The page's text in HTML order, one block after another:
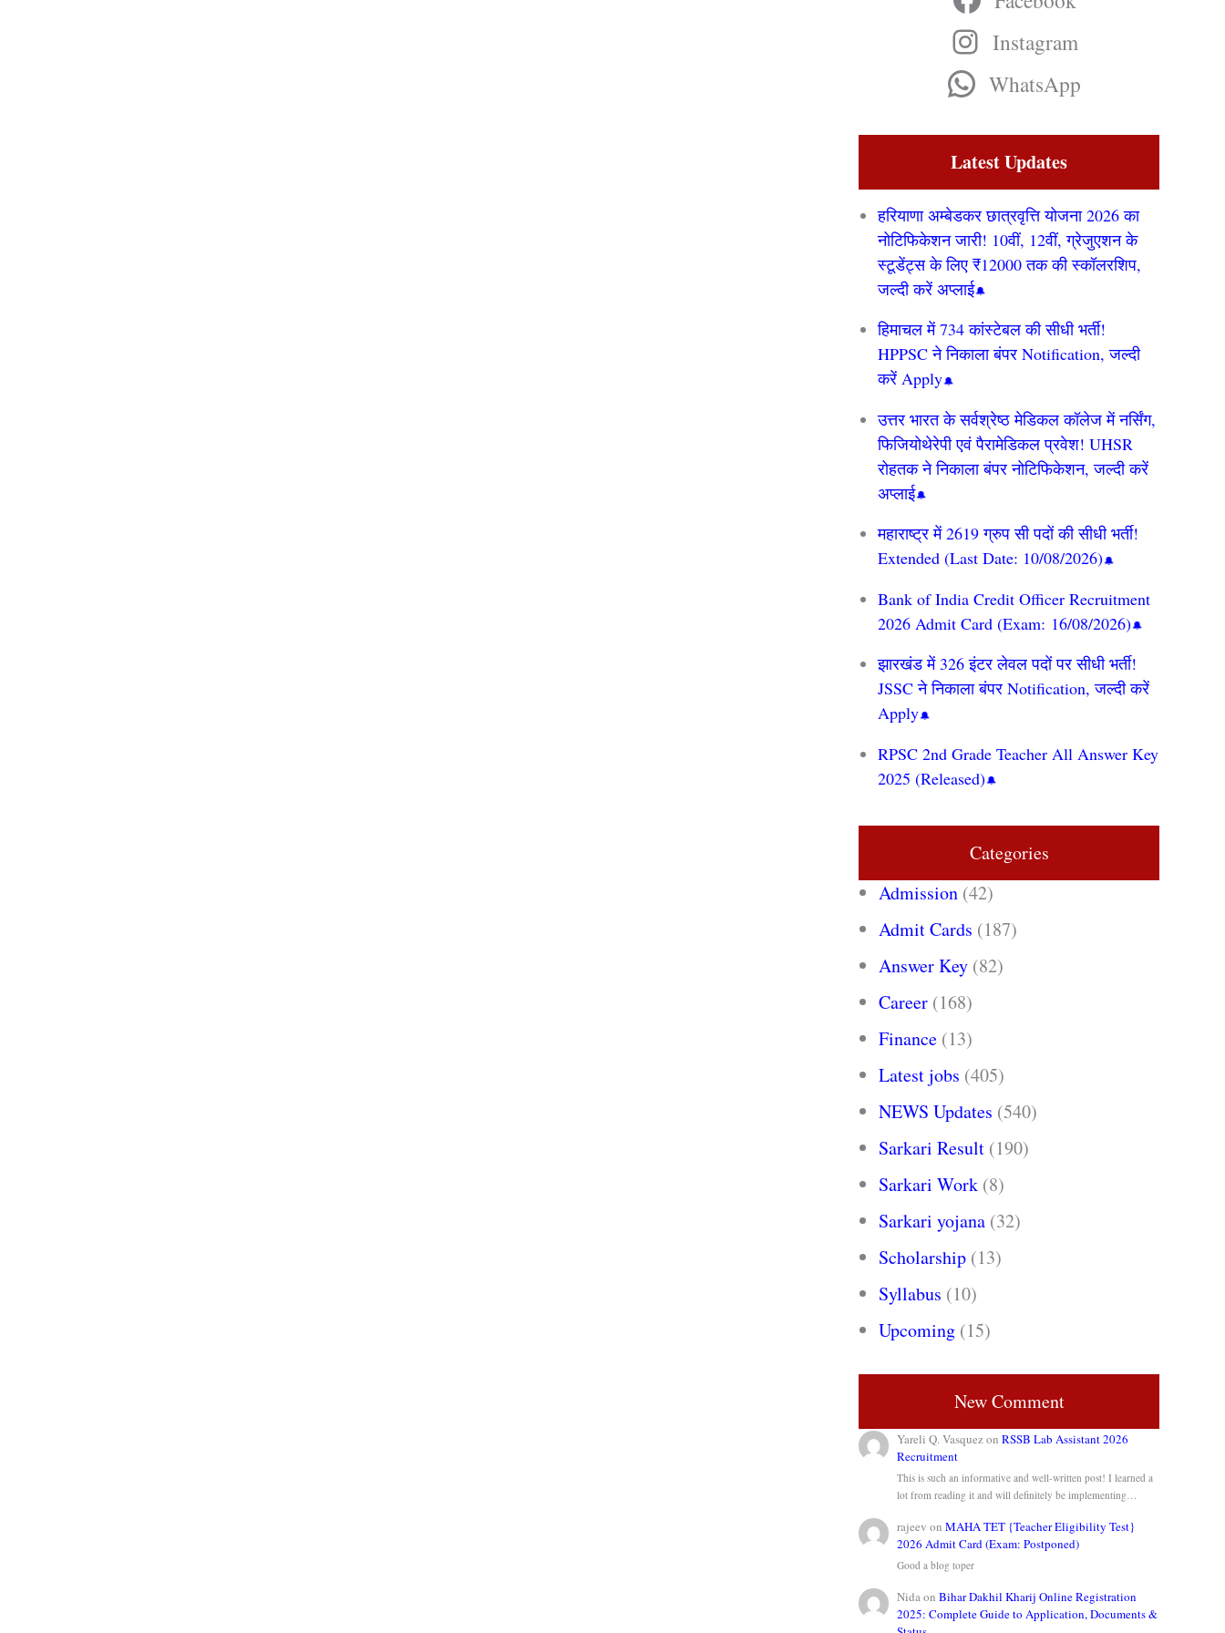
Instagram
WhatsApp
Latest Updates
हरियाणा अम्बेडकर छात्रवृत्ति योजना 2026 का
नोटिफिकेशन जारी! 10वीं, 12वीं, ग्रेजुएशन के
स्टूडेंट्स के लिए ₹12000 तक की स्कॉलरशिप,
जल्दी करें अप्लाई
हिमाचल में 734 कांस्टेबल की सीधी भर्ती!
HPPSC ने निकाला बंपर Notification, जल्दी
करें Apply
उत्तर भारत के सर्वश्रेष्ठ मेडिकल कॉलेज में नर्सिंग,
फिजियोथेरेपी एवं पैरामेडिकल प्रवेश! UHSR
रोहतक ने निकाला बंपर नोटिफिकेशन, जल्दी करें
अप्लाई
महाराष्ट्र में 2619 ग्रुप सी पदों की सीधी भर्ती!
Extended (Last Date: 10/08/2026)
Bank of India Credit Officer Recruitment
2026 Admit Card (Exam: 16/08/2026)
झारखंड में 326 इंटर लेवल पदों पर सीधी भर्ती!
JSSC ने निकाला बंपर Notification, जल्दी करें
Apply
RPSC 2nd Grade Teacher All Answer Key
2025 (Released)
Categories
Admission (42)
Admit Cards (187)
Answer Key (82)
Career (168)
Finance (13)
Latest jobs (405)
NEWS Updates (540)
Sarkari Result (190)
Sarkari Work (8)
Sarkari yojana (32)
Scholarship (13)
Syllabus (10)
Upcoming (15)
New Comment
Yareli Q. VasquezonRSSB Lab Assistant 2026
Recruitment
This is such an informative and well-written post! I learned a
lot from reading it and will definitely be implementing…
rajeev onMAHA TET {Teacher Eligibility Test}
2026 Admit Card (Exam: Postponed)
Good a blog toper
NidaonBihar Dakhil Kharij Online Registration
2025: Complete Guide to Application, Documents &